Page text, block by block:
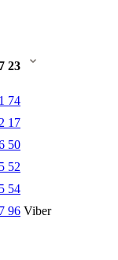
23
74
17
50
52
54
96 Viber